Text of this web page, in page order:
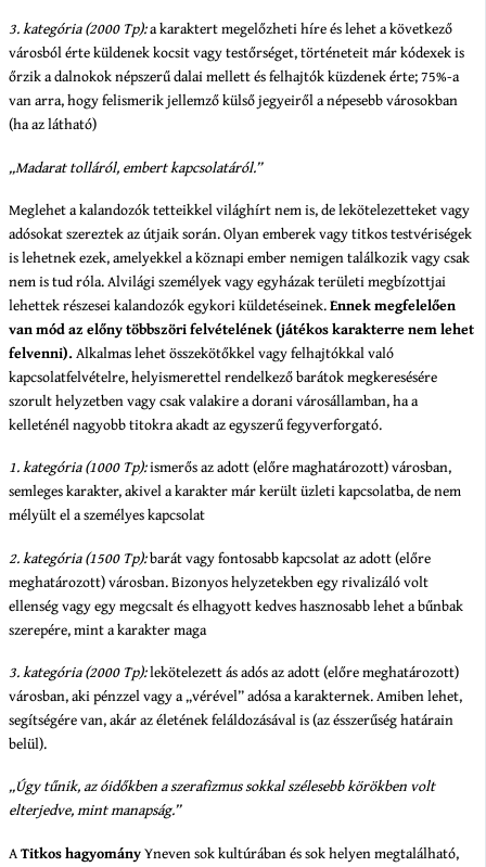
3. kategória (2000 Tp):a karaktert megelőzheti híre és lehet a következő
városból érte küldenek kocsit vagy testőrséget, történeteit már kódexek is
őrzik a dalnokok népszerű dalai mellett és felhajtók küzdenek érte; 75%-a
van arra, hogy felismerik jellemző külső jegyeiről a népesebb városokban
(ha az látható)
„Madarat tolláról, embert kapcsolatáról.”
Meglehet a kalandozók tetteikkel világhírt nem is, de lekötelezetteket vagy
adósokat szereztek az útjaik során. Olyan emberek vagy titkos testvériségek
is lehetnek ezek, amelyekkel a köznapi ember nemigen találkozik vagy csak
nem is tud róla. Alvilági személyek vagy egyházak területi megbízottjai
lehettek részesei kalandozók egykori küldetéseinek.Ennek megfelelően
van mód az előny többszöri felvételének (játékos karakterre nem lehet
felvenni).Alkalmas lehet összekötőkkel vagy felhajtókkal való
kapcsolatfelvételre, helyismerettel rendelkező barátok megkeresésére
szorult helyzetben vagy csak valakire a dorani városállamban, ha a
kelleténél nagyobb titokra akadt az egyszerű fegyverforgató.
1. kategória (1000 Tp):ismerős az adott (előre maghatározott) városban,
semleges karakter, akivel a karakter már került üzleti kapcsolatba, de nem
mélyült el a személyes kapcsolat
2. kategória (1500 Tp):barát vagy fontosabb kapcsolat az adott (előre
meghatározott) városban. Bizonyos helyzetekben egy rivalizáló volt
ellenség vagy egy megcsalt és elhagyott kedves hasznosabb lehet a bűnbak
szerepére, mint a karakter maga
3. kategória (2000 Tp):lekötelezett ás adós az adott (előre meghatározott)
városban, aki pénzzel vagy a „vérével” adósa a karakternek. Amiben lehet,
segítségére van, akár az életének feláldozásával is (az ésszerűség határain
belül).
„Úgy tűnik, az óidőkben a szerafizmus sokkal szélesebb körökben volt
elterjedve, mint manapság.”
ATitkos hagyományYneven sok kultúrában és sok helyen megtalálható,